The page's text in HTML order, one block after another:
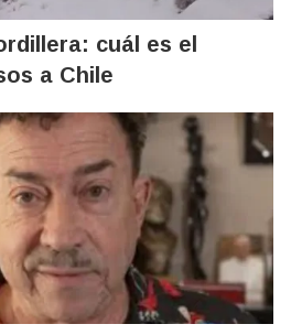
cuál es el
a Chile